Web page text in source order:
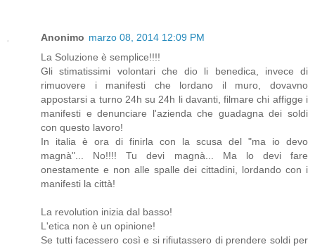
Anonimo marzo 08, 2014 12:09 PM
La Soluzione è semplice!!!!
Gli stimatissimi volontari che dio li benedica, invece di
rimuovere i manifesti che lordano il muro, dovavno
appostarsi a turno 24h su 24h li davanti, filmare chi affigge i
manifesti e denunciare l'azienda che guadagna dei soldi
con questo lavoro!
In italia è ora di finirla con la scusa del "ma io devo
magnà"... No!!!! Tu devi magnà... Ma lo devi fare
onestamente e non alle spalle dei cittadini, lordando con i
manifesti la città!
La revolution inizia dal basso!
L'etica non è un opinione!
Se tutti facessero così e si rifiutassero di prendere soldi per